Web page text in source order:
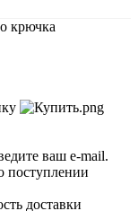
крючка
ваш e-mail.
поступлении
доставки